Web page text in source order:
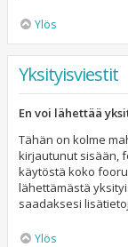
Ylös
Yksityisviestit
En voi lähettää
Tähän on kolme
kirjautunut sisään,
käytöstä koko
lähettämästä
saadaksesi
Ylös